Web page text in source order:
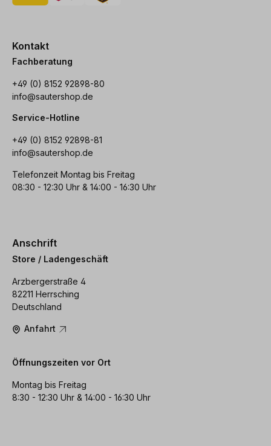
Kontakt
Fachberatung
+49 (0) 8152 92898-80
info@sautershop.de
Service-Hotline
+49 (0) 8152 92898-81
info@sautershop.de
Telefonzeit Montag bis Freitag
08:30 - 12:30 Uhr & 14:00 - 16:30 Uhr
Anschrift
Store / Ladengeschäft
Arzbergerstraße 4
82211 Herrsching
Deutschland
Anfahrt
Öffnungszeiten vor Ort
Montag bis Freitag
8:30 - 12:30 Uhr & 14:00 - 16:30 Uhr